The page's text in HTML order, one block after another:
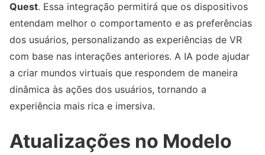
Quest. Essa integração permitirá que os dispositivos
entendam melhor o comportamento e as preferências
dos usuários, personalizando as experiências de VR
com base nas interações anteriores. A IA pode ajudar
a criar mundos virtuais que respondem de maneira
dinâmica às ações dos usuários, tornando a
experiência mais rica e imersiva.
Atualizações no Modelo